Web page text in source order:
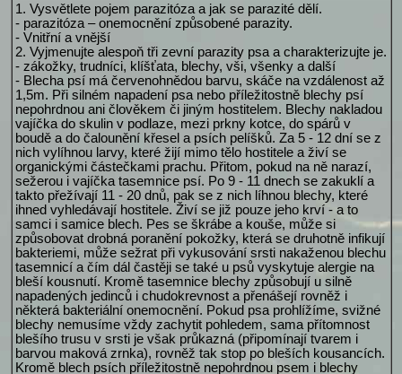
1. Vysvětlete pojem parazitóza a jak se parazité dělí.
- parazitóza – onemocnění způsobené parazity.
- Vnitřní a vnější
2. Vyjmenujte alespoň tři zevní parazity psa a charakterizujte je.
- zákožky, trudníci, klíšťata, blechy, vši, všenky a další
- Blecha psí má červenohnědou barvu, skáče na vzdálenost až
1,5m. Při silném napadení psa nebo příležitostně blechy psí
nepohrdnou ani člověkem či jiným hostitelem. Blechy nakladou
vajíčka do skulin v podlaze, mezi prkny kotce, do spárů v
boudě a do čalounění křesel a psích pelíšků. Za 5 - 12 dní se z
nich vylíhnou larvy, které žijí mimo tělo hostitele a živí se
organickými částečkami prachu. Přitom, pokud na ně narazí,
sežerou i vajíčka tasemnice psí. Po 9 - 11 dnech se zakuklí a
takto přežívají 11 - 20 dnů, pak se z nich líhnou blechy, které
ihned vyhledávají hostitele. Živí se již pouze jeho krví - a to
samci i samice blech. Pes se škrábe a kouše, může si
způsobovat drobná poranění pokožky, která se druhotně infikují
bakteriemi, může sežrat při vykusování srsti nakaženou blechu
tasemnicí a čím dál častěji se také u psů vyskytuje alergie na
bleší kousnutí. Kromě tasemnice blechy způsobují u silně
napadených jedinců i chudokrevnost a přenášejí rovněž i
některá bakteriální onemocnění. Pokud psa prohlížíme, svižné
blechy nemusíme vždy zachytit pohledem, sama přítomnost
blešího trusu v srsti je však průkazná (připomínají tvarem i
barvou maková zrnka), rovněž tak stop po bleších kousancích.
Kromě blech psích příležitostně nepohrdnou psem i blechy